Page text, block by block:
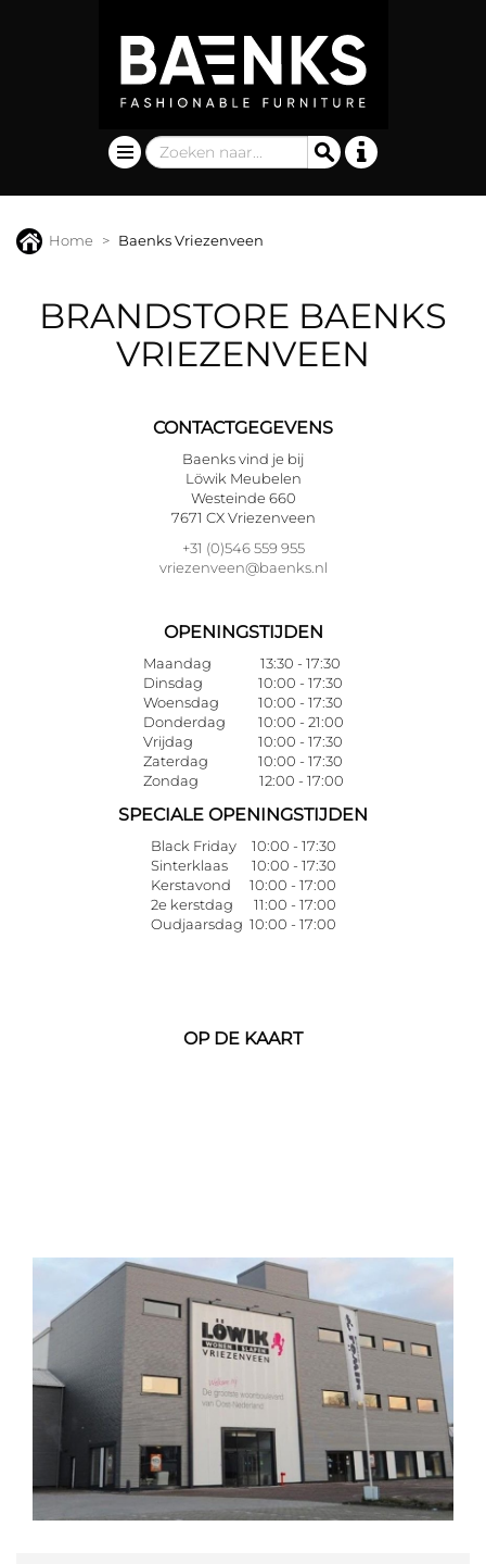
Home Baenks Vriezenveen
BRANDSTORE BAENKS
VRIEZENVEEN
CONTACTGEGEVENS
Baenks vind je bij
Löwik Meubelen
Westeinde 660
7671 CX Vriezenveen
+31 (0)546 559 955
vriezenveen@baenks.nl
OPENINGSTIJDEN
Maandag
13:30 - 17:30
Dinsdag
10:00 - 17:30
Woensdag
10:00 - 17:30
Donderdag 10:00 - 21:00
Vrijdag
10:00 - 17:30
Zaterdag
10:00 - 17:30
Zondag
12:00 - 17:00
SPECIALE OPENINGSTIJDEN
Black Friday
10:00 - 17:30
Sinterklaas
10:00 - 17:30
Kerstavond
10:00 - 17:00
2e kerstdag
11:00 - 17:00
Oudjaarsdag 10:00 - 17:00
OP DE KAART